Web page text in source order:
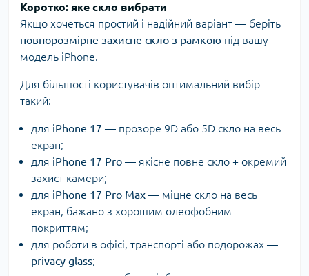
Коротко: яке скло вибрати
Якщо хочеться простий і надійний варіант — беріть
повнорозмірне захисне скло з рамкою під вашу
модель iPhone.
Для більшості користувачів оптимальний вибір
такий:
для iPhone 17 — прозоре 9D або 5D скло на весь
екран;
для iPhone 17 Pro — якісне повне скло + окремий
захист камери;
для iPhone 17 Pro Max — міцне скло на весь
екран, бажано з хорошим олеофобним
покриттям;
для роботи в офісі, транспорті або подорожах —
privacy glass;